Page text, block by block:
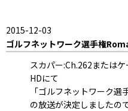
2015-12-03
ゴルフネットワーク選手権
スカパー:Ch.262または
HDにて
「ゴルフネットワーク選
の放送が決定しましたの